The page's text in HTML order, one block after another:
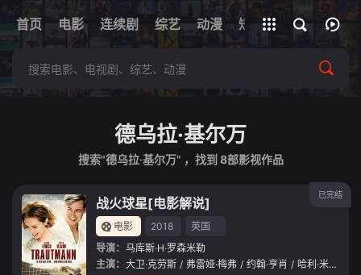
首页 电影 连续剧 综艺 动漫 短剧 网址
全部影片
德乌拉·基尔万
搜索"德乌拉·基尔万" ，找到 8部影视作品
已完结
战火球星[电影解说]
电影 2018
英国
导演： 马库斯·H·罗森米勒
主演： 大卫·克劳斯 / 弗雷娅·梅弗 / 约翰·亨肖 / 哈利·米尔林